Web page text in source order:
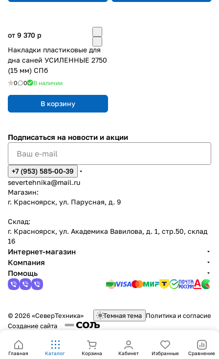
от 9 370 p
Накладки пластиковые для
дна саней УСИЛЕННЫЕ 2750
(15 мм) СПб
0 0 В наличии
В корзину
Главная Каталог Корзина Кабинет Избранные Сравнение
Подписаться на новости и акции
+7 (953) 585-00-39
severtehnika@mail.ru
Магазин:
г. Красноярск, ул. Парусная, д. 9
Склад:
г. Красноярск, ул. Академика Вавилова, д. 1, стр.50, склад
16
Интернет-магазин
Компания
Помощь
© 2026 «СеверТехника» Темная тема Политика и согласие
Создание сайта